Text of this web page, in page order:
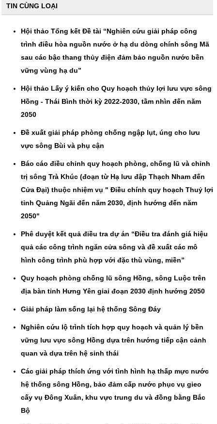
TIN CÙNG LOẠI
Hội thảo Tổng kết Đề tài “Nghiên cứu giải pháp công
trình điều hòa nguồn nước ở hạ du dòng chính sông Mã
sau các bậc thang thủy điện đảm bảo nguồn nước bền
vững vùng hạ du”
Hội thảo Lấy ý kiến cho Quy hoạch thủy lợi lưu vực sông
Hồng - Thái Bình thời kỳ 2022-2030, tầm nhìn đến năm
2050
Đề xuất giải pháp phòng chống ngập lụt, úng cho lưu
vực sông Bùi và phụ cận
Báo cáo điều chỉnh quy hoạch phòng, chống lũ và chỉnh
trị sông Trà Khúc (đoạn từ Hạ lưu đập Thạch Nham đến
Cửa Đại) thuộc nhiệm vụ " Điều chính quy hoạch Thuỷ lợi
tỉnh Quảng Ngãi đến năm 2030, định hướng đến năm
2050"
Phê duyệt kết quả điều tra dự án “Điều tra đánh giá hiệu
quả các công trình ngăn cửa sông và đề xuất các mô
hình công trình phù hợp với đặc thù vùng, miền”
Quy hoạch phòng chống lũ sông Hồng, sông Luộc trên
địa bàn tỉnh Hưng Yên giai đoạn 2030 định hướng 2050
Giải pháp làm sống lại hệ thống Sông Đáy
Nghiên cứu lộ trình tích hợp quy hoạch và quản lý bền
vững lưu vực sông Hồng dựa trên hướng tiếp cận cảnh
quan và dựa trên hệ sinh thái
Các giải pháp thích ứng với tình hình hạ thấp mực nước
hệ thống sông Hồng, bảo đảm cấp nước phục vụ gieo
cấy vụ Đông Xuân, khu vực trung du và đồng bằng Bắc
Bộ